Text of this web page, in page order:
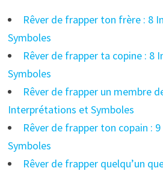
Rêver de frapper ton frère : 8
Symboles
Rêver de frapper ta copine : 8
Symboles
Rêver de frapper un membre
Interprétations et Symboles
Rêver de frapper ton copain :
Symboles
Rêver de frapper quelqu’un